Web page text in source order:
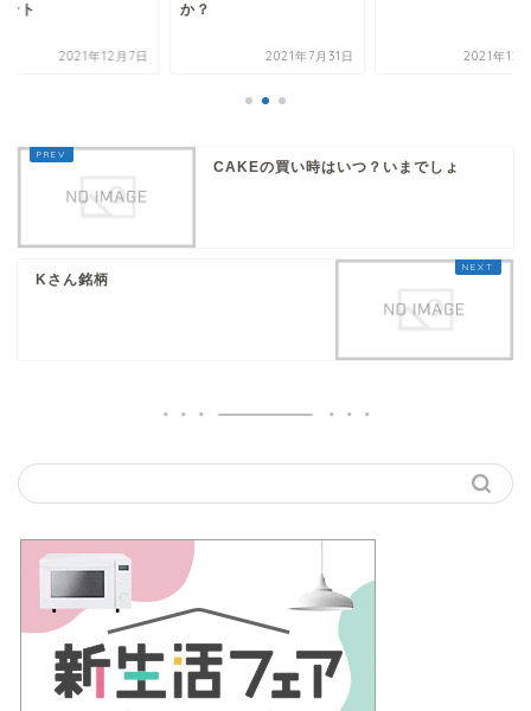
ント
2021年12月7日
か？
2021年7月31日 2021年12
CAKEの買い時はいつ？いまでしょ
Kさん銘柄